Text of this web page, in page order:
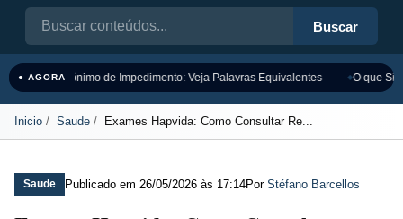
Buscar
● AGORASinônimo de Impedimento: Veja Palavras Equivalentes O que
Inicio Saude Exames Hapvida: Como Consultar Re...
Saude Publicado em 26/05/2026 às 17:14Por Stéfano Barcellos